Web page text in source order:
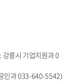
릉시 기업지원과 0
인과 033-640-5542)